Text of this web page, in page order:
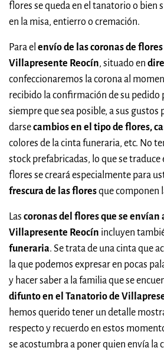
flores se queda en el tanatorio o bien
en la misa, entierro o cremación.
Para el envío de las coronas de
Villapresente Reocín, situado en
confeccionaremos la corona al
recibido la confirmación de su pedido
siempre que sea posible, a sus gustos
darsecambios en el tipo de flores,
colores de la cinta funeraria, etc. No
stock prefabricadas, lo que se traduce
flores se creará especialmente para
frescura de las floresque componen
Las coronas del flores que se envían
Villapresente Reocín incluyen
funeraria. Se trata de una cinta que
la que podemos expresar en pocas
y hacer saber a la familia que se
difunto en el Tanatorio de
hemos querido tener un detalle
respecto y recuerdo en estos
se acostumbra a poner quien envía la